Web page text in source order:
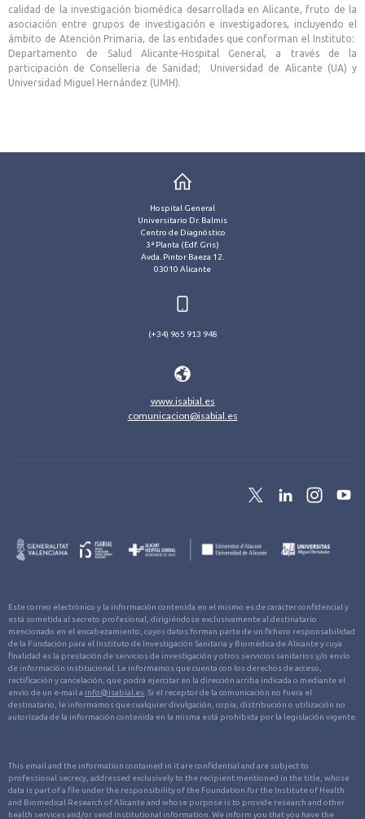
calidad de la investigación biomédica desarrollada en Alicante, fruto de la
asociación entre grupos de investigación e investigadores, incluyendo el
ámbito de Atención Primaria, de las entidades que conforman el Instituto:
Departamento de Salud Alicante-Hospital General, a través de la
participación de Conselleria de Sanidad; Universidad de Alicante (UA) y
Universidad Miguel Hernández (UMH).
Hospital General
Universitario Dr. Balmis
Centro de Diagnóstico
3ª Planta (Edf. Gris)
Avda. Pintor Baeza 12.
03010 Alicante
(+34) 965 913 948
www.isabial.es
comunicacion@isabial.es
Este correo electrónico y la información contenida en el mismo es de carácter confidencial y
está sometida al secreto profesional, dirigiéndose exclusivamente al destinatario
mencionado en el encabezamiento, cuyos datos forman parte de un fichero responsabilidad
de la Fundación para el Instituto de Investigación Sanitaria y Biomédica de Alicante y cuya
finalidad es la prestación de servicios de investigación y otros servicios sanitarios y/o envío
de información institucional. Le informamos que cuenta con los derechos de acceso,
rectificación y cancelación, que podrá ejercitar en la dirección arriba indicada o mediante el
envío de un e-mail a info@isabial.es . Si el receptor de la comunicación no fuera el
destinatario, le informamos que cualquier divulgación, copia, distribución o utilización no
autorizada de la información contenida en la misma está prohibida por la legislación vigente.
This email and the information contained in it are confidential and are subject to
professional secrecy, addressed exclusively to the recipient mentioned in the title, whose
data is part of a file under the responsibility of the Foundation for the Institute of Health
and Biomedical Research of Alicante and whose purpose is to provide research and other
health services and/or send institutional information. We inform you that you have the